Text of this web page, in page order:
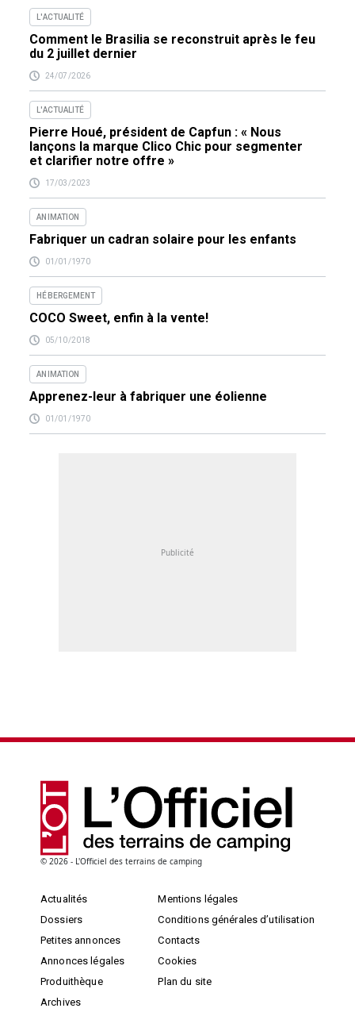
L'ACTUALITÉ
Comment le Brasilia se reconstruit après le feu
du 2 juillet dernier
24/07/2026
L'ACTUALITÉ
Pierre Houé, président de Capfun : « Nous
lançons la marque Clico Chic pour segmenter
et clarifier notre offre »
17/03/2023
ANIMATION
Fabriquer un cadran solaire pour les enfants
01/01/1970
HÉBERGEMENT
COCO Sweet, enfin à la vente!
05/10/2018
ANIMATION
Apprenez-leur à fabriquer une éolienne
01/01/1970
© 2026 - L'Officiel des terrains de camping
Actualités
Dossiers
Petites annonces
Annonces légales
Produithèque
Archives
Mentions légales
Conditions générales d’utilisation
Contacts
Cookies
Plan du site